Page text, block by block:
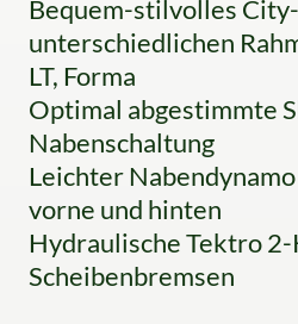
Bequem-stilvolles
unterschiedlichen
LT, Forma
Optimal abgestimmte
Nabenschaltung
Leichter
vorne und hinten
Hydraulische Tektro
Scheibenbremsen